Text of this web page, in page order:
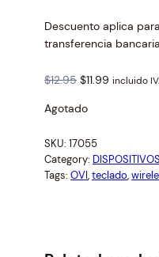
Descuento aplica
transferencia bancaria
$12.95 O
i
i
n
a
i
$11.99 C
n
t
incluido
Agotado
SKU: 17055
Category:
Tags: OVI, teclado,